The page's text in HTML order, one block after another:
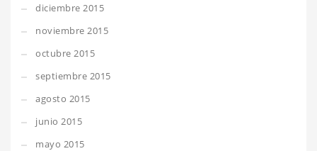
diciembre 2015
noviembre 2015
octubre 2015
septiembre 2015
agosto 2015
junio 2015
mayo 2015